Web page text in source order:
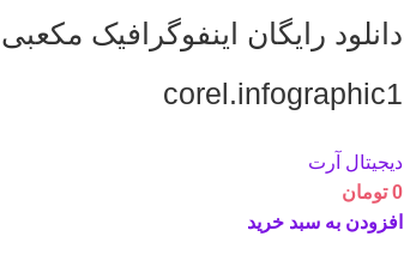
دانلود رایگان اینفوگرافیک مکعبی
corel.infographic1
دیجیتال آرت
0 تومان
افزودن به سبد خرید